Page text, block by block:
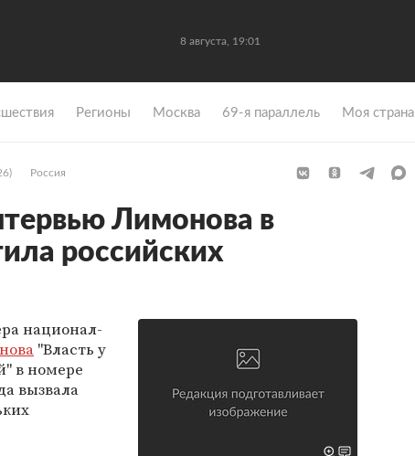
8 августа, 19:01
Регионы Москва 69-я параллель Моя страна
Россия
Лимонова в
российских
национал-
"Власть у
в номере
вызвала